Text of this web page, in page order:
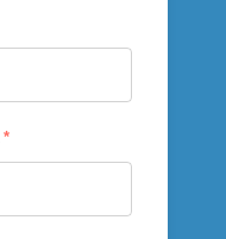
*